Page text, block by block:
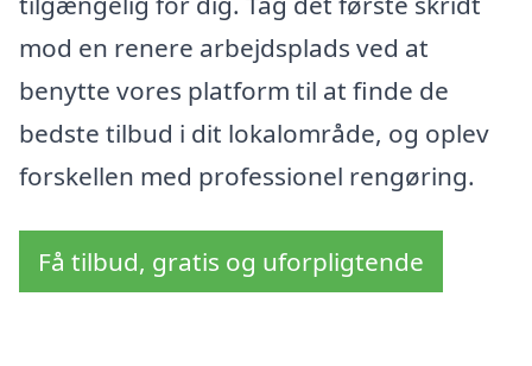
mod en renere arbejdsplads ved at
benytte vores platform til at finde de
bedste tilbud i dit lokalområde, og oplev
forskellen med professionel rengøring.
Få tilbud, gratis og uforpligtende